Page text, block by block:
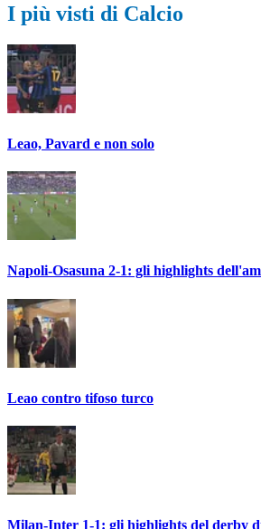
I più visti di Calcio
Leao, Pavard e non solo
Napoli-Osasuna 2-1: gli highlights
Leao contro tifoso turco
Milan-Inter 1-1: gli highlights del derby